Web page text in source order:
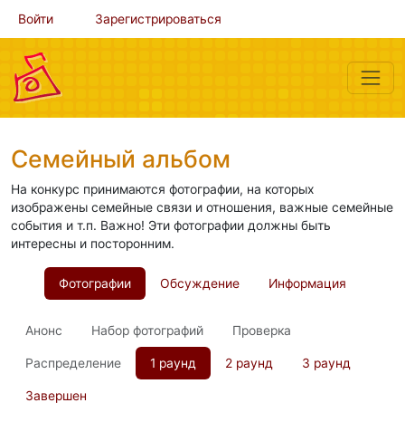
Войти Зарегистрироваться
Семейный альбом
На конкурс принимаются фотографии, на которых
изображены семейные связи и отношения, важные семейные
события и т.п. Важно! Эти фотографии должны быть
интересны и посторонним.
Фотографии Обсуждение Информация
Анонс Набор фотографий Проверка
Распределение 1 раунд 2 раунд 3 раунд
Завершен